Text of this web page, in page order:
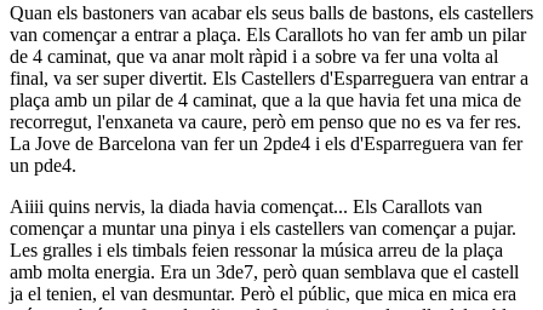
Quan els bastoners van acabar els seus balls de bastons, els castellers
van començar a entrar a plaça. Els Carallots ho van fer amb un pilar
de 4 caminat, que va anar molt ràpid i a sobre va fer una volta al
final, va ser super divertit. Els Castellers d'Esparreguera van entrar a
plaça amb un pilar de 4 caminat, que a la que havia fet una mica de
recorregut, l'enxaneta va caure, però em penso que no es va fer res.
La Jove de Barcelona van fer un 2pde4 i els d'Esparreguera van fer
un pde4.
Aiiii quins nervis, la diada havia començat... Els Carallots van
començar a muntar una pinya i els castellers van començar a pujar.
Les gralles i els timbals feien ressonar la música arreu de la plaça
amb molta energia. Era un 3de7, però quan semblava que el castell
ja el tenien, el van desmuntar. Però el públic, que mica en mica era